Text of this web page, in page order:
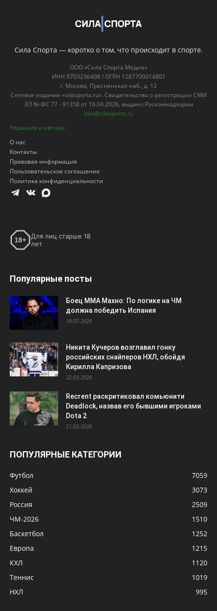
Сила Спорта — коротко о том, что происходит в спорте.
ООО «Сила Спорта Медиа»
ИНН 9703236408 / ОГРН 1267700014801
г. Москва, Пресненская наб., д. 12
Сетевое издание «silasporta.ru». Свидетельство о регистрации СМИ
ЭЛ № ФС 77 - 91358 от 16.04.2026, выдано Роскомнадзором
info@silasporta.ru
Редакция и авторы
О нас
Контакты
Правовая информация
Пользовательское соглашение
Политика конфиденциальности
18+
Для лиц старше 18
лет
Популярные посты
Боец ММА Махно: По логике на ЧМ
должна победить Испания
18.07.2026
Никита Кучеров возглавил гонку
российских снайперов НХЛ, обойдя
Кирилла Капризова
22.03.2026
Recrent раскритиковал комьюнити
Deadlock, назвав его бывшими игроками
Dota 2
21.03.2026
ПОПУЛЯРНЫЕ КАТЕГОРИИ
Футбол
7059
Хоккей
3073
Россия
2509
ЧМ-2026
1510
Баскетбол
1252
Европа
1215
КХЛ
1120
Теннис
1019
НХЛ
995